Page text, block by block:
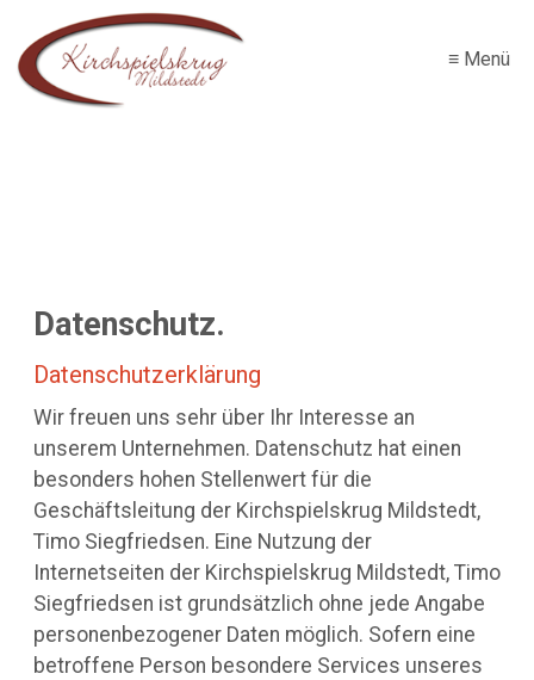
≡ Menü
Datenschutz.
Datenschutzerklärung
Wir freuen uns sehr über Ihr Interesse an
unserem Unternehmen. Datenschutz hat einen
besonders hohen Stellenwert für die
Geschäftsleitung der Kirchspielskrug Mildstedt,
Timo Siegfriedsen. Eine Nutzung der
Internetseiten der Kirchspielskrug Mildstedt, Timo
Siegfriedsen ist grundsätzlich ohne jede Angabe
personenbezogener Daten möglich. Sofern eine
betroffene Person besondere Services unseres